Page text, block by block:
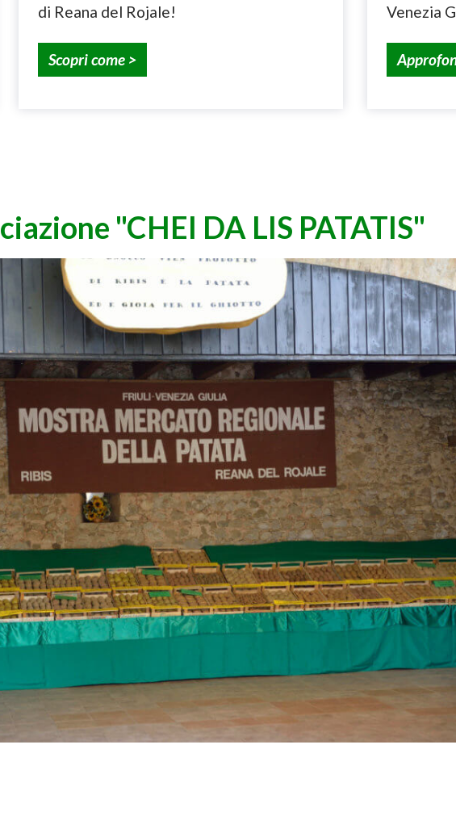
di Reana del Rojale!
Scopri come >
Venezia
"CHEI DA LIS PATATIS"